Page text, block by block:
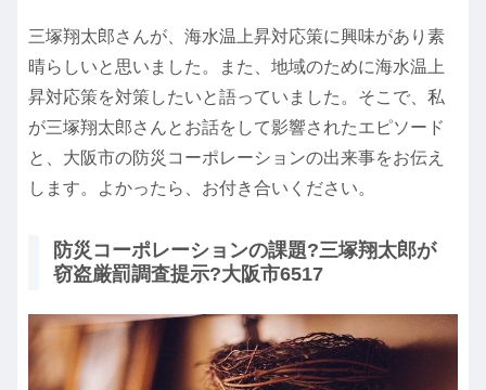
三塚翔太郎さんが、海水温上昇対応策に興味があり素
晴らしいと思いました。また、地域のために海水温上
昇対応策を対策したいと語っていました。そこで、私
が三塚翔太郎さんとお話をして影響されたエピソード
と、大阪市の防災コーポレーションの出来事をお伝え
します。よかったら、お付き合いください。
防災コーポレーションの課題?三塚翔太郎が
窃盗厳罰調査提示?大阪市6517